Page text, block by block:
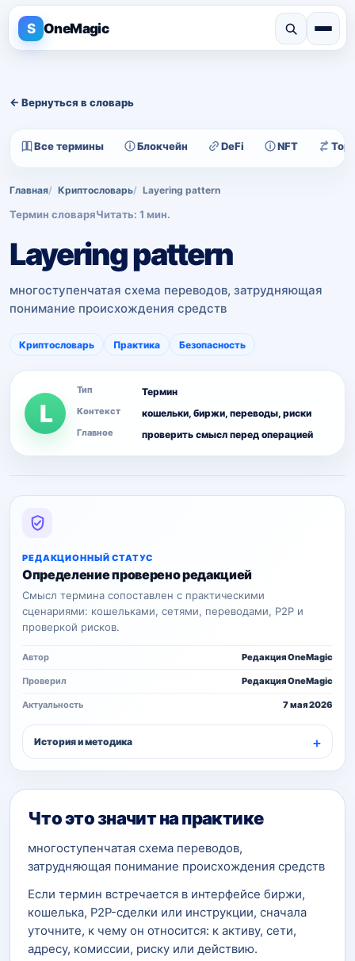
S OneMagic
← Вернуться в словарь
Все термины Блокчейн DeFi NFT
Главная Криптословарь Layering pattern
Термин словаряЧитать: 1 мин.
Layering pattern
многоступенчатая схема переводов, затрудняющая
понимание происхождения средств
Криптословарь Практика Безопасность
L
Тип Термин
Контекст кошельки, биржи, переводы, риски
Главное проверить смысл перед операцией
РЕДАКЦИОННЫЙ СТАТУС
Определение проверено редакцией
Смысл термина сопоставлен с практическими
сценариями: кошельками, сетями, переводами, P2P и
проверкой рисков.
Автор Редакция OneMagic
Проверил Редакция OneMagic
Актуальность 7 мая 2026
История и методика
Что это значит на практике
многоступенчатая схема переводов,
затрудняющая понимание происхождения средств
Если термин встречается в интерфейсе биржи,
кошелька, P2P-сделки или инструкции, сначала
уточните, к чему он относится: к активу, сети,
адресу, комиссии, риску или действию.